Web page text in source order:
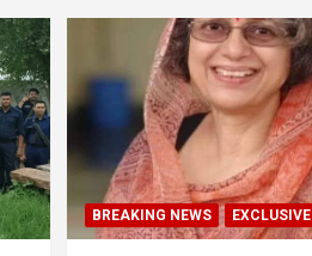
BREAKING NEWS EXCLUSIVE